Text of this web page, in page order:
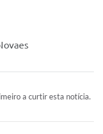
a curtir esta notícia.